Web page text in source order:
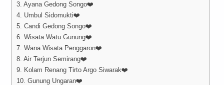
3. Ayana Gedong Songo❤️
4. Umbul Sidomukti❤️
5. Candi Gedong Songo❤️
6. Wisata Watu Gunung❤️
7. Wana Wisata Penggaron❤️
8. Air Terjun Semirang❤️
9. Kolam Renang Tirto Argo Siwarak❤️
10. Gunung Ungaran❤️